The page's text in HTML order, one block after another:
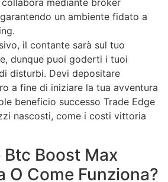
mediante broker
un ambiente fidato a
il contante sarà sul tuo
dunque puoi goderti i tuoi
disturbi. Devi depositare
a fine di iniziare la tua avventura
beneficio successo Trade Edge
nascosti, come i costi vittoria
Btc Boost Max
O Come Funziona?